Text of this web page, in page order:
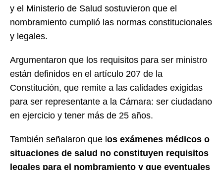
y el Ministerio de Salud sostuvieron que el
nombramiento cumplió las normas constitucionales
y legales.
Argumentaron que los requisitos para ser ministro
están definidos en el artículo 207 de la
Constitución, que remite a las calidades exigidas
para ser representante a la Cámara: ser ciudadano
en ejercicio y tener más de 25 años.
También señalaron que los exámenes médicos o
situaciones de salud no constituyen requisitos
legales para el nombramiento y que eventuales